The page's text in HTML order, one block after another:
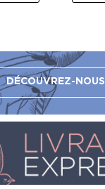
DÉCOUVREZ-NOUS